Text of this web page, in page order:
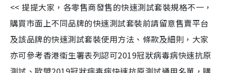
<< 提提大家，各零售商發售的快速測試套裝規格不一，
購買市面上不同品牌的快速測試套裝前請留意售賣平台
及該品牌的快速測試套裝使用方法、條款及細則，大家
亦可參考香港衞生署表列認可2019冠狀病毒病快速抗原